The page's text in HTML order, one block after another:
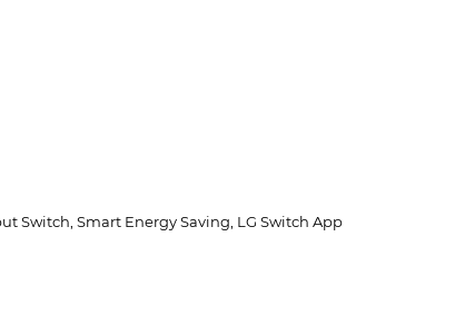
Switch, Smart Energy Saving, LG Switch App